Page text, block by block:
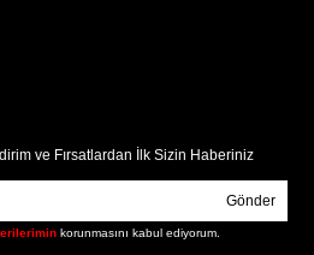
ve Fırsatlardan İlk Sizin Haberiniz
Gönder
korunmasını kabul ediyorum.